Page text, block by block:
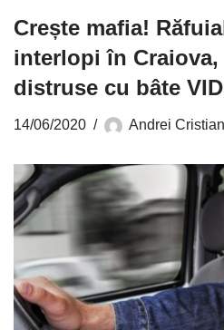
Crește mafia!
interlopi în
distruse cu bâte
14/06/2020 Andrei Cristian